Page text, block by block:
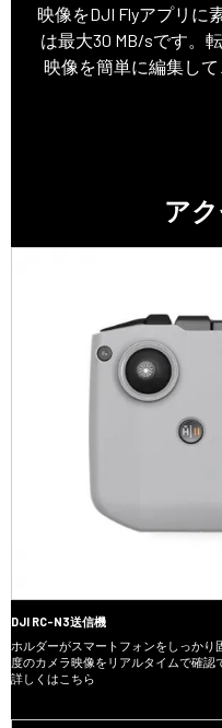
映像をDJI Flyアプリに
は最大30 MB/sです。
映像を簡単に編集し
ア
DJI RC-N3送信機
ホルダーがスマートフォンをしっかり
度のカメラ映像をリアルタイムで確認
詳しくはこちら